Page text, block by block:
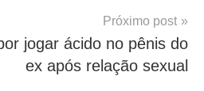
Próximo post
jogar ácido no pênis do
ex após relação sexual